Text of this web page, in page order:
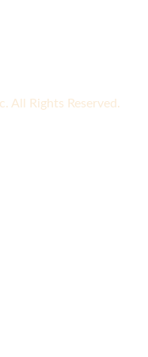
All Rights Reserved.